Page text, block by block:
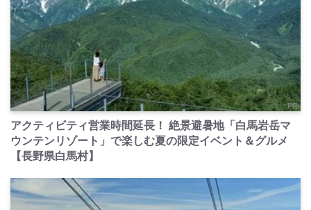
PR
アクティビティ営業時間延長！ 絶景避暑地「白馬岩岳マ
ウンテンリゾート」で楽しむ夏の限定イベント＆グルメ
【長野県白馬村】